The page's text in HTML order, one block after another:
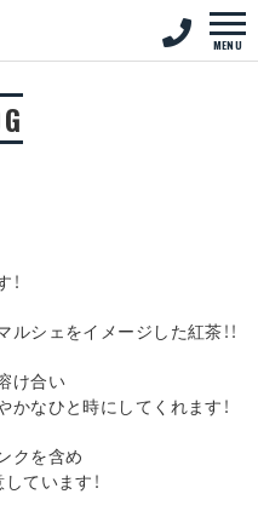
MENU
シェをイメージした紅茶！！
け合い
なひと時にしてくれます！
クを含め
ています！